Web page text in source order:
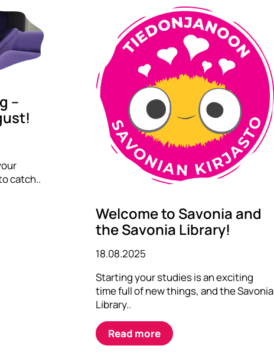
–
catch..
Welcome to Savonia and
the Savonia Library!
18.08.2025
Starting your studies is an exciting
time full of new things, and the Savonia
Library..
Read more